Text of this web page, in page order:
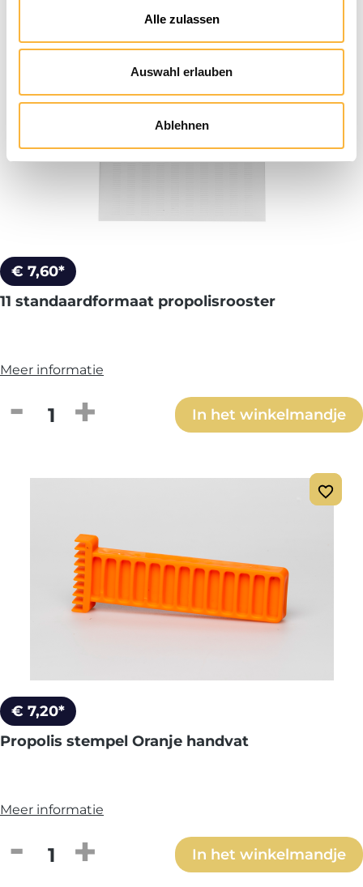
Alle zulassen
Auswahl erlauben
Ablehnen
€ 7,60*
11 standaardformaat propolisrooster
Meer informatie
Producthoeveelheid: Voer deIn het winkelmandje
€ 7,20*
Propolis stempel Oranje handvat
Meer informatie
Producthoeveelheid: Voer deIn het winkelmandje